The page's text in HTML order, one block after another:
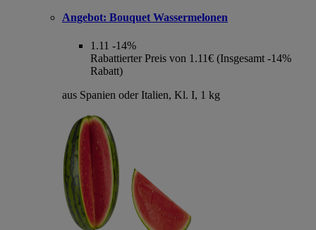
Angebot: Bouquet Wassermelonen
1.11 -14%
Rabattierter Preis von 1.11€ (Insgesamt -14%
Rabatt)
aus Spanien oder Italien, Kl. I, 1 kg